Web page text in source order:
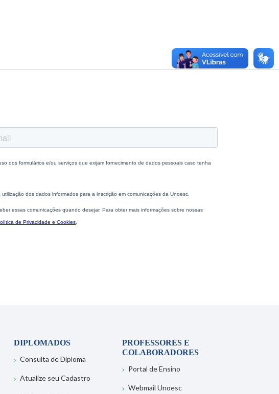
DIPLOMADOS
Consulta de Diploma
Atualize seu Cadastro
PROFESSORES E
COLABORADORES
Portal de Ensino
Webmail Unoesc